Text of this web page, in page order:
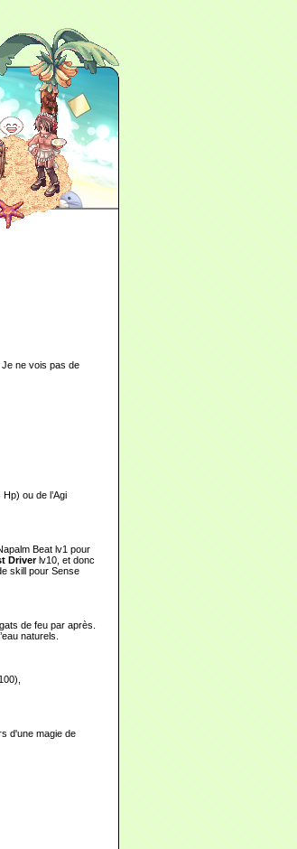
ne vois pas de
ou de l’Agi
Beat lv1 pour
Driverlv10, et donc
skill pour Sense
de feu par après.
naturels.
d'une magie de